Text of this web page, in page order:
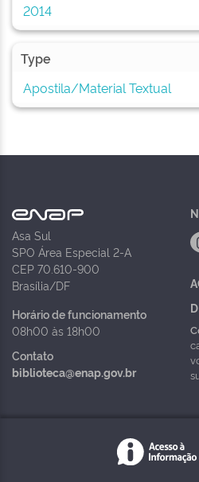
2014
Type
Apostila/Material Textual
Asa Sul
SPO Área Especial 2-A
CEP 70.610-900
Brasília/DF
Horário de funcionamento
08h00 às 18h00
Contato
biblioteca@enap.gov.br